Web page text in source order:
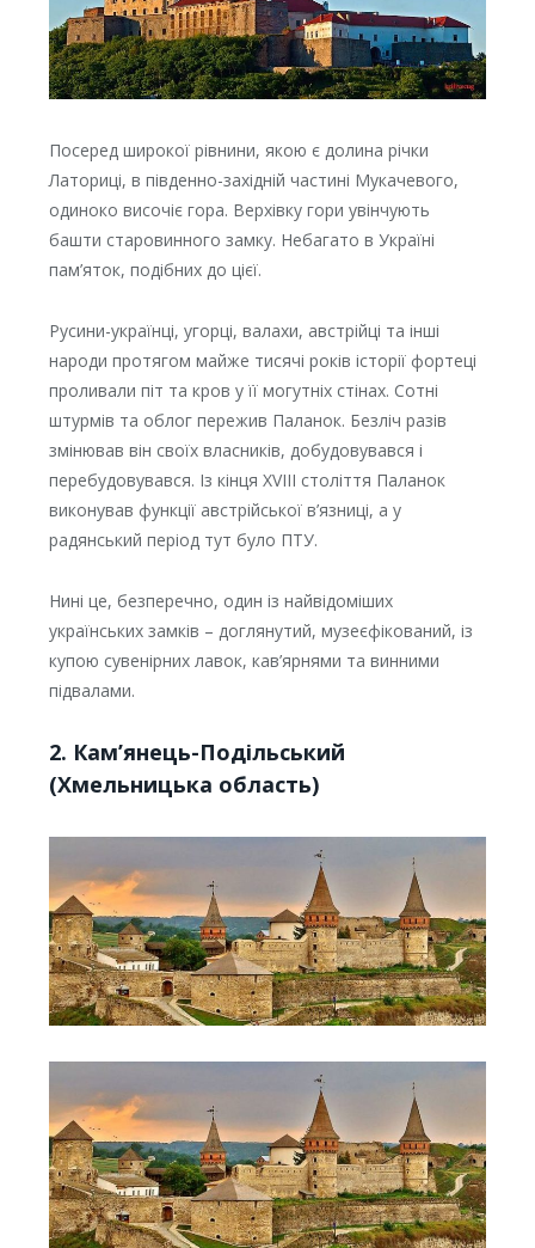
Посеред широкої рівнини, якою є долина річки
Латориці, в південно-західній частині Мукачевого,
одиноко височіє гора. Верхівку гори увінчують
башти старовинного замку. Небагато в Україні
пам’яток, подібних до цієї.
Русини-українці, угорці, валахи, австрійці та інші
народи протягом майже тисячі років історії фортеці
проливали піт та кров у її могутніх стінах. Сотні
штурмів та облог пережив Паланок. Безліч разів
змінював він своїх власників, добудовувався і
перебудовувався. Із кінця XVІІІ століття Паланок
виконував функції австрійської в’язниці, а у
радянський період тут було ПТУ.
Нині це, безперечно, один із найвідоміших
українських замків – доглянутий, музеєфікований, із
купою сувенірних лавок, кав’ярнями та винними
підвалами.
2. Кам’янець-Подільський
(Хмельницька область)